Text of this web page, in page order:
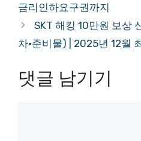
금리인하요구권까지
SKT 해킹 10만원 보상
차·준비물) | 2025년 12월
댓글 남기기